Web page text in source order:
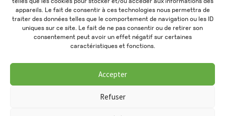
appareils. Le fait de consentir à ces technologies nous permettra de
traiter des données telles que le comportement de navigation ou les ID
uniques sur ce site. Le fait de ne pas consentir ou de retirer son
consentement peut avoir un effet négatif sur certaines
caractéristiques et fonctions.
Accepter
Refuser
Mes informations personnelles
© 2026 APIE. Tous droits réservés.